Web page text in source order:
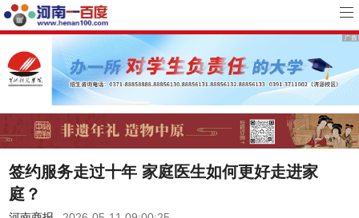
签约服务走过十年 家庭医生如何更好走进家
庭？